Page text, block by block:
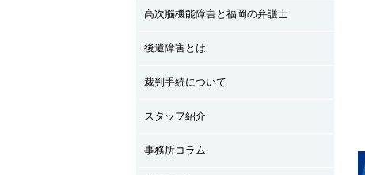
高次脳機能障害と福岡の弁護士
後遺障害とは
裁判手続について
スタッフ紹介
事務所コラム